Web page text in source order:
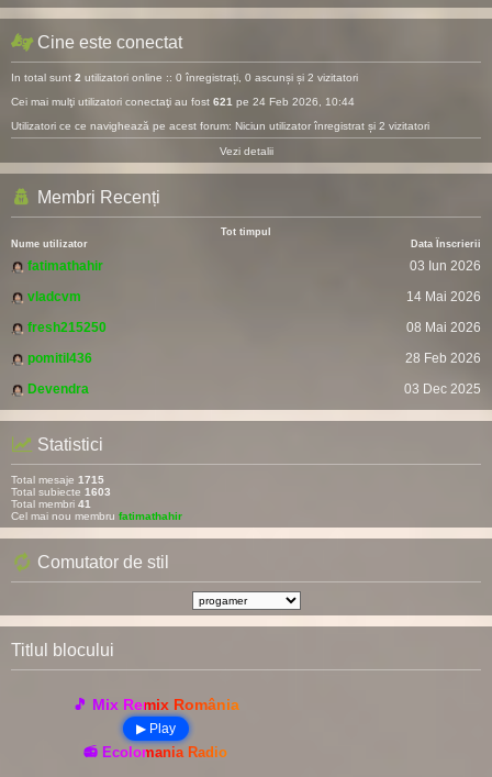
Cine este conectat
In total sunt 2 utilizatori online :: 0 înregistrați, 0 ascunși și 2 vizitatori
Cei mai mulţi utilizatori conectaţi au fost 621 pe 24 Feb 2026, 10:44
Utilizatori ce ce navighează pe acest forum: Niciun utilizator înregistrat și 2 vizitatori
Vezi detalii
Membri Recenți
Tot timpul
Nume utilizator
Data Înscrierii
fatimathahir
03 Iun 2026
vladcvm
14 Mai 2026
fresh215250
08 Mai 2026
pomitil436
28 Feb 2026
Devendra
03 Dec 2025
Statistici
Total mesaje 1715
Total subiecte 1603
Total membri 41
Cel mai nou membru fatimathahir
Comutator de stil
Titlul blocului
🎵 Mix Remix România
▶ Play
📻 Ecolomania Radio